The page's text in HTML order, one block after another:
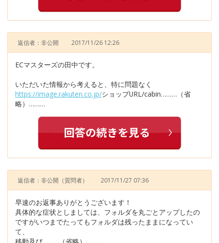
返信者：非公開 2017/11/26 12:26
ECマスターズの田中です。
いただいた情報から考えると、特に問題なく
https://image.rakuten.co.jp/ショップURL/cabin………（省
略）………
返信者：非公開 （質問者） 2017/11/27 07:36
早速のお返事ありがとうございます！
具体的な症状としましては、フォルダを丸ごとアップしたの
ですがいつまでたってもフォルダは残ったままになってい
て、